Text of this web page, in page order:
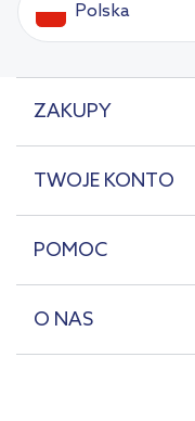
Polska
ZAKUPY
TWOJE KONTO
POMOC
O NAS